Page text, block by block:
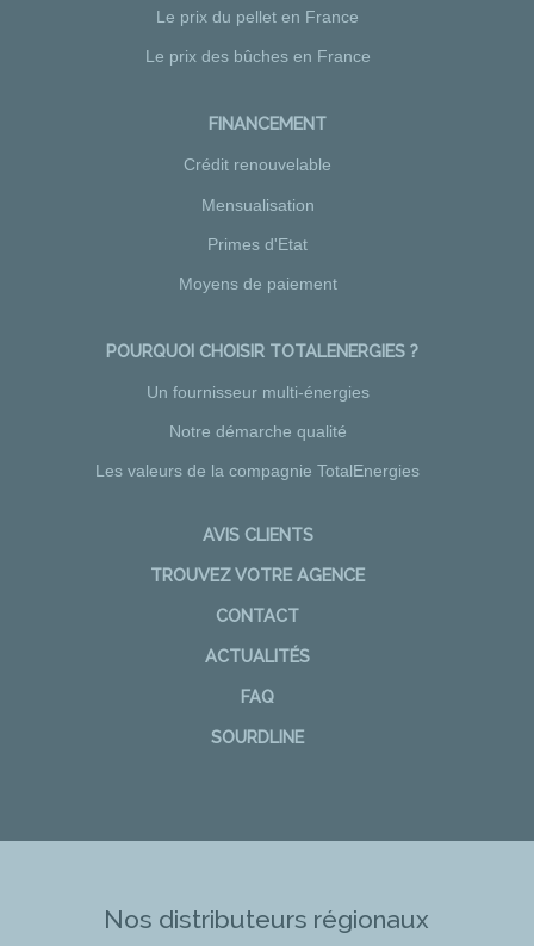
Le prix du pellet en France
Le prix des bûches en France
FINANCEMENT
Crédit renouvelable
Mensualisation
Primes d'Etat
Moyens de paiement
POURQUOI CHOISIR TOTALENERGIES ?
Un fournisseur multi-énergies
Notre démarche qualité
Les valeurs de la compagnie TotalEnergies
AVIS CLIENTS
TROUVEZ VOTRE AGENCE
CONTACT
ACTUALITÉS
FAQ
SOURDLINE
Nos distributeurs régionaux